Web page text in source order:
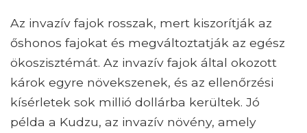
Az invazív fajok rosszak, mert kiszorítják az
őshonos fajokat és megváltoztatják az egész
ökoszisztémát. Az invazív fajok által okozott
károk egyre növekszenek, és az ellenőrzési
kísérletek sok millió dollárba kerültek. Jó
példa a Kudzu, az invazív növény, amely